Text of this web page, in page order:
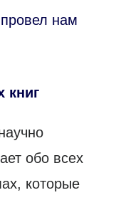
нам
книг
обо всех
которые